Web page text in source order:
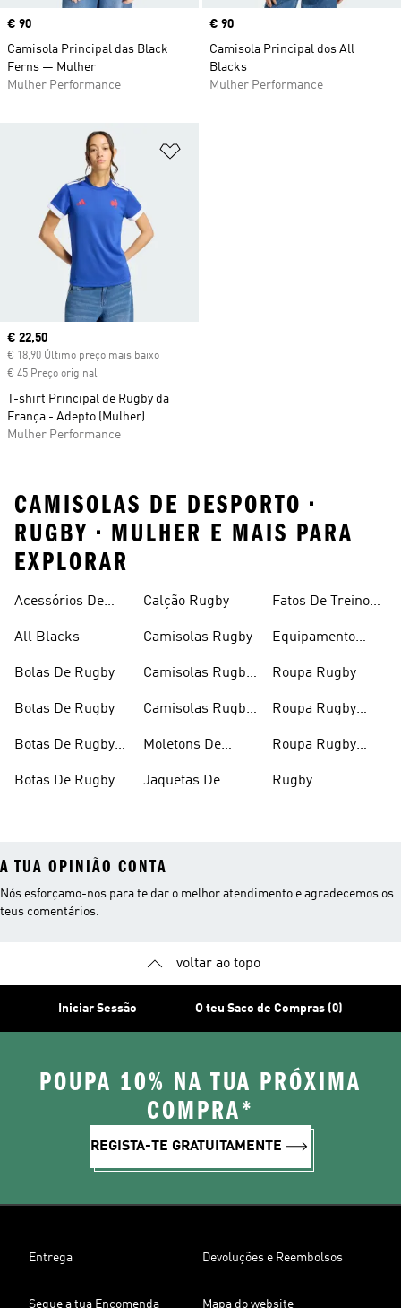
Price
€ 90
Camisola Principal das Black
Ferns — Mulher
Mulher Performance
Price
€ 90
Camisola Principal dos All
Blacks
Mulher Performance
Current price
€ 22,50
€ 18,90 Último preço mais baixo
€ 45 Preço original
T-shirt Principal de Rugby da
França - Adepto (Mulher)
Mulher Performance
CAMISOLAS DE DESPORTO •
RUGBY • MULHER E MAIS PARA
EXPLORAR
Acessórios De
All Blacks
Bolas De Rugby
Botas De Rugby
Botas De Rugby
Botas De Rugby
Calção Rugby
Camisolas Rugby
Camisolas Rugby
Camisolas Rugby
Moletons De
Jaquetas De
Fatos De Treino
Equipamento
Roupa Rugby
Roupa Rugby
Roupa Rugby
Rugby
A TUA OPINIÃO CONTA
Nós esforçamo-nos para te dar o melhor atendimento e agradecemos os
teus comentários.
voltar ao topo
Iniciar Sessão O teu Saco de Compras (0)
POUPA 10% NA TUA PRÓXIMA
COMPRA*
REGISTA-TE GRATUITAMENTE
Entrega Devoluções e Reembolsos
Segue a tua Encomenda Mapa do website